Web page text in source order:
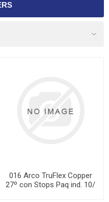
016 Arco TruFlex Copper
27º con Stops Paq ind. 10/